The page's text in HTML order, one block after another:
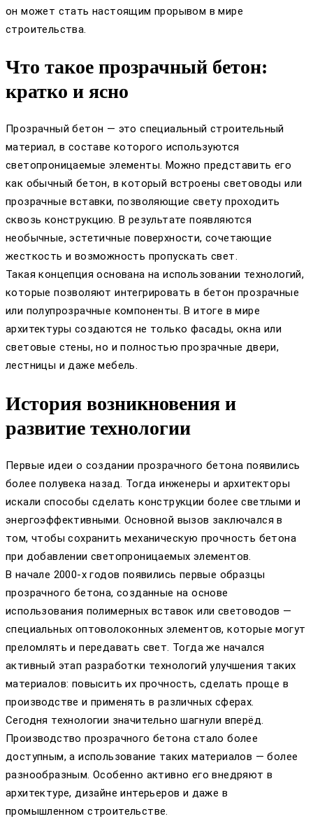
он может стать настоящим прорывом в мире
строительства.
Что такое прозрачный бетон:
кратко и ясно
Прозрачный бетон — это специальный строительный
материал, в составе которого используются
светопроницаемые элементы. Можно представить его
как обычный бетон, в который встроены световоды или
прозрачные вставки, позволяющие свету проходить
сквозь конструкцию. В результате появляются
необычные, эстетичные поверхности, сочетающие
жесткость и возможность пропускать свет.
Такая концепция основана на использовании технологий,
которые позволяют интегрировать в бетон прозрачные
или полупрозрачные компоненты. В итоге в мире
архитектуры создаются не только фасады, окна или
световые стены, но и полностью прозрачные двери,
лестницы и даже мебель.
История возникновения и
развитие технологии
Первые идеи о создании прозрачного бетона появились
более полувека назад. Тогда инженеры и архитекторы
искали способы сделать конструкции более светлыми и
энергоэффективными. Основной вызов заключался в
том, чтобы сохранить механическую прочность бетона
при добавлении светопроницаемых элементов.
В начале 2000-х годов появились первые образцы
прозрачного бетона, созданные на основе
использования полимерных вставок или световодов —
специальных оптоволоконных элементов, которые могут
преломлять и передавать свет. Тогда же начался
активный этап разработки технологий улучшения таких
материалов: повысить их прочность, сделать проще в
производстве и применять в различных сферах.
Сегодня технологии значительно шагнули вперёд.
Производство прозрачного бетона стало более
доступным, а использование таких материалов — более
разнообразным. Особенно активно его внедряют в
архитектуре, дизайне интерьеров и даже в
промышленном строительстве.